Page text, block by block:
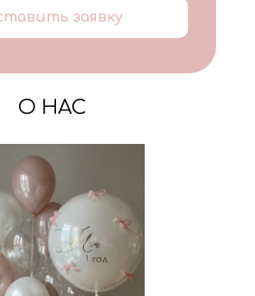
заявку
О НАС